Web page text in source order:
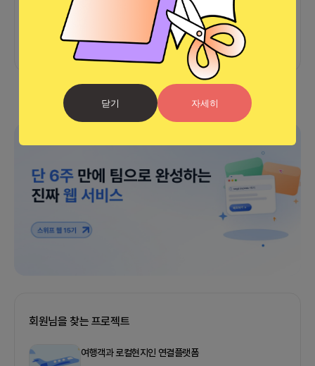
닫기 자세히
아직 후기가 도착하지 않았습니다
회원님을 찾는 프로젝트
여행객과 로컬현지인 연결플랫폼